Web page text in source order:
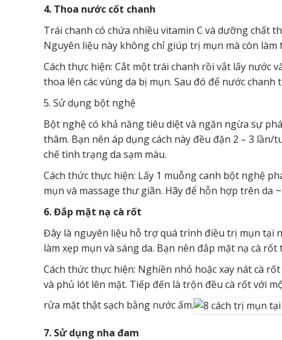
4. Thoa nước cốt chanh
Trái chanh có chứa nhiều vitamin C và dưỡng chất
Nguyên liệu này không chỉ giúp trị mụn mà còn làm
Cách thực hiện: Cắt một trái chanh rồi vắt lấy nước
thoa lên các vùng da bị mụn. Sau đó để nước
5. Sử dụng bột nghệ
Bột nghệ có khả năng tiêu diệt và ngăn ngừa sự
thâm. Bạn nên áp dụng cách này đều đặn 2 – 3
chế tình trạng da sạm màu.
Cách thức thực hiện: Lấy 1 muỗng canh bột nghệ
mụn và massage thư giãn. Hãy để hỗn hợp trên da
6. Đắp mặt nạ cà rốt
Đây là nguyên liệu hỗ trợ quá trình điều trị mụn tại
làm xẹp mụn và sáng da. Bạn nên đắp mặt nạ cà
Cách thức thực hiện: Nghiền nhỏ hoặc xay nát cà
và phủ lót lên mặt. Tiếp đến là trộn đều cà rốt với
rửa mặt thật sạch bằng nước ấm.
7. Sử dụng nha đam